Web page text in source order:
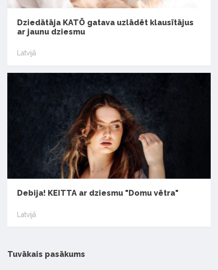
Dziedātāja KATŌ gatava uzlādēt klausītājus
ar jaunu dziesmu
Latvijā
Debija! KEITTA ar dziesmu "Domu vētra"
Latvijā
Tuvākais pasākums